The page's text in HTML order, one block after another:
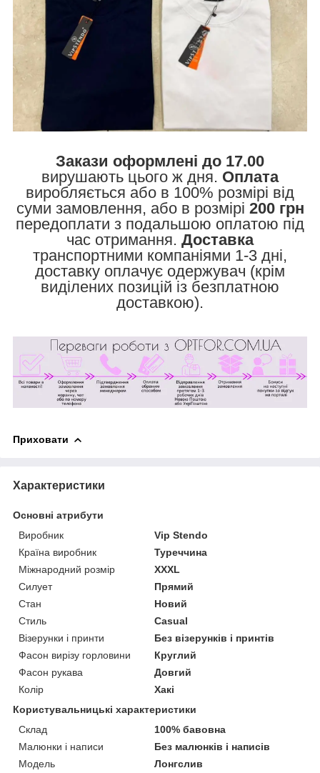
Закази оформлені до 17.00
вирушають цього ж дня. Оплата
виробляється або в 100% розмірі від
суми замовлення, або в розмірі 200 грн
передоплати з подальшою оплатою під
час отримання. Доставка
транспортними компаніями 1-3 дні,
доставку оплачує одержувач (крім
виділених позицій із безплатною
доставкою).
Приховати
Характеристики
Основні атрибути
Виробник
Vip Stendo
Країна виробник
Туреччина
Міжнародний розмір
XXXL
Силует
Прямий
Стан
Новий
Стиль
Casual
Візерунки і принти
Без візерунків і принтів
Фасон вирізу горловини
Круглий
Фасон рукава
Довгий
Колір
Хакі
Користувальницькі характеристики
Склад
100% бавовна
Малюнки і написи
Без малюнків і написів
Модель
Лонгслив